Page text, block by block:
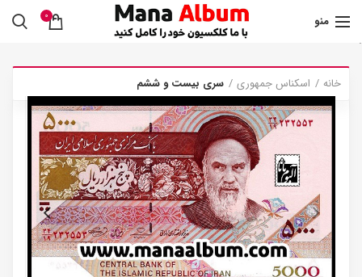
منو 0
.
خانه اسکناس جمهوری سری بیست و ششم